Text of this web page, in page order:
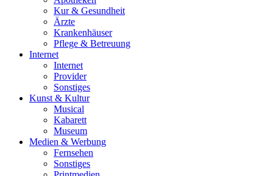
Kur & Gesundheit
Ärzte
Krankenhäuser
Pflege & Betreuung
Internet
Internet
Provider
Sonstiges
Kunst & Kultur
Musical
Kabarett
Museum
Medien & Werbung
Fernsehen
Sonstiges